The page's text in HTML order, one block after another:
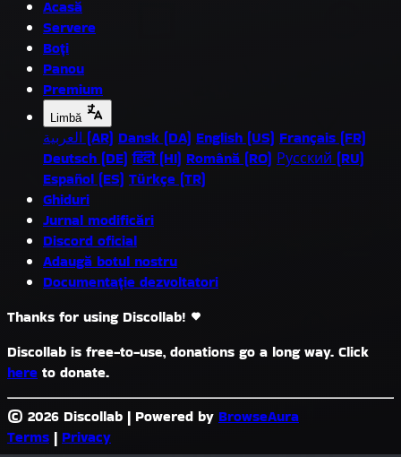
Acasă
Servere
Boți
Panou
Premium
Limbă
العربية (AR) Dansk (DA) English (US) Français (FR)
Deutsch (DE) हिंदी (HI) Română (RO) Русский (RU)
Español (ES) Türkçe (TR)
Ghiduri
Jurnal modificări
Discord oficial
Adaugă botul nostru
Documentație dezvoltatori
Thanks for using Discollab!
Discollab is free-to-use, donations go a long way. Click
here to donate.
© 2026 Discollab | Powered by BrowseAura
Terms | Privacy